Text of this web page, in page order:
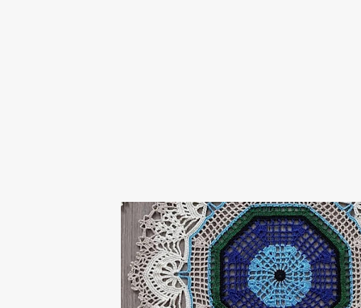
ÇEYİZLİK ÖRGÜLER CROCHET